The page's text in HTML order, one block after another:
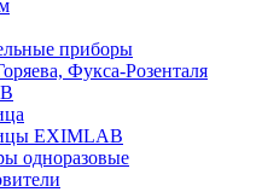
приборы
Фукса-Розенталя
EXIMLAB
одноразовые